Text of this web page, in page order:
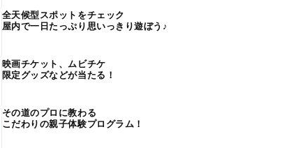
全天候型スポットをチェック
屋内で一日たっぷり思いっきり遊ぼう♪
映画チケット、ムビチケ
限定グッズなどが当たる！
その道のプロに教わる
こだわりの親子体験プログラム！